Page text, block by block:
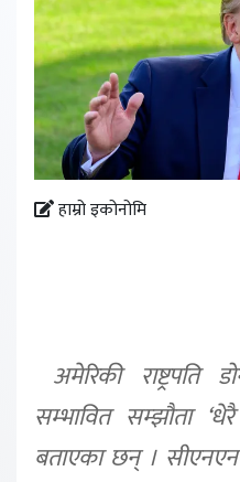
हाम्रो इकोनोमि
अमेरिकी राष्ट्रपति
सम्भावित सम्झौता
बताएका छन् ।